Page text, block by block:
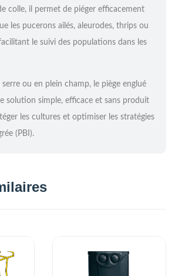
colle, il permet de piéger efficacement
les pucerons ailés, aleurodes, thrips ou
le suivi des populations dans les
serre ou en plein champ, le piège englué
solution simple, efficace et sans produit
les cultures et optimiser les stratégies
(PBI).